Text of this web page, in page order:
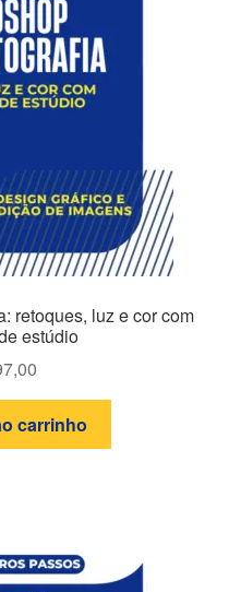
retoques, luz e cor com
estúdio
carrinho